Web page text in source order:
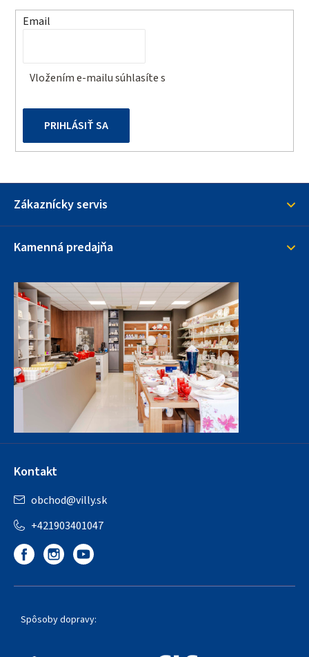
Email
Vložením e-mailu súhlasíte s
PRIHLÁSIŤ SA
Zákaznícky servis
Kamenná predajňa
Kontakt
obchod@villy.sk
+421903401047
Spôsoby dopravy: